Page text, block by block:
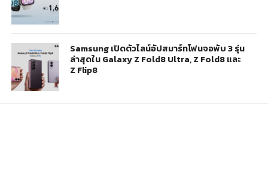
Samsung เปิดตัวไลน์อัปสมาร์ทโฟนจอพับ 3 รุ่น
ล่าสุดใน Galaxy Z Fold8 Ultra, Z Fold8 และ
Z Flip8